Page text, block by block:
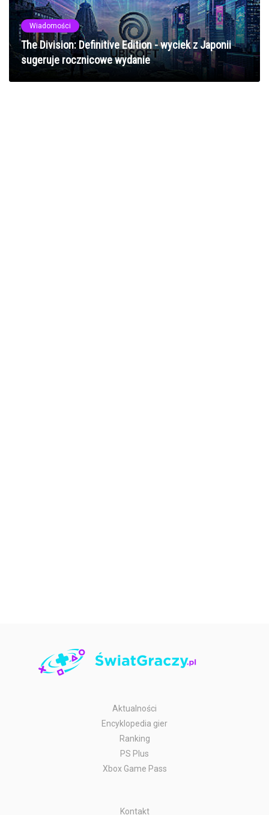
Wiadomości
The Division: Definitive Edition - wyciek z Japonii
sugeruje rocznicowe wydanie
Aktualności
Encyklopedia gier
Ranking
PS Plus
Xbox Game Pass
Kontakt